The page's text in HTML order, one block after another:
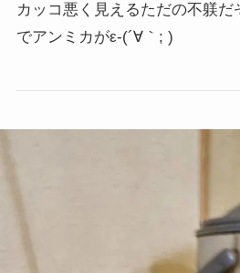
カッコ悪く見えるただの不躾
でアンミカがε-(´∀｀; )